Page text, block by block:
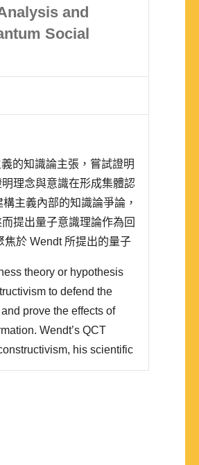
and
Social
的知識論主張，嘗試證明
理念與意識在形成集體認
主義內部的知識論爭論，
提出量子意識理論作為回
於 Wendt 所提出的量子
theory or hypothesis
to defend the
prove the effects of
Wendt’s QCT
his scientific
to response these